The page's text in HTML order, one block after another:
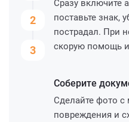
2
3
Сразу включите
поставьте знак,
пострадал. При
скорую помощь
Соберите
Сделайте фото с
повреждения и